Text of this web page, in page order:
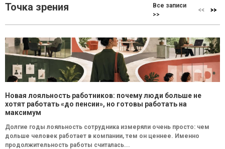
Точка зрения
Все записи
>>
Новая лояльность работников: почему люди больше не
хотят работать «до пенсии», но готовы работать на
максимум
Долгие годы лояльность сотрудника измеряли очень просто: чем
дольше человек работает в компании, тем он ценнее. Именно
продолжительность работы считалась...